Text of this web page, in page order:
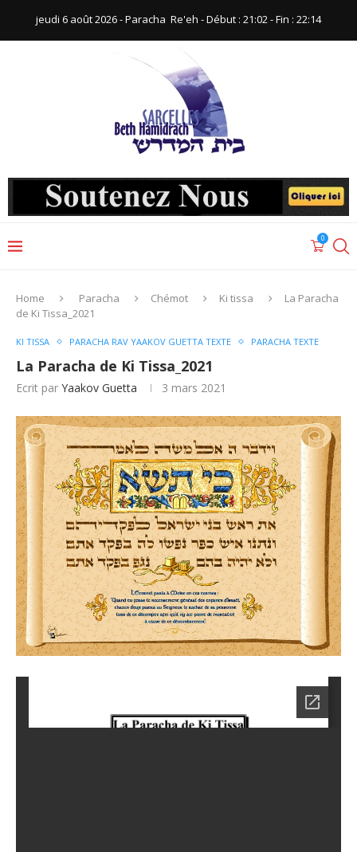
jeudi 6 août 2026 - Paracha ‪ Re'eh‬ - Début : 21:02‬ - Fin : ‪22:14‬
0
Home Paracha Chémot Ki tissa
La Paracha
de Ki Tissa_2021
KI TISSA PARACHA RAV YAAKOV GUETTA TEXTE PARACHA TEXTE
La Paracha de Ki Tissa_2021
Ecrit par Yaakov Guetta 3 mars 2021